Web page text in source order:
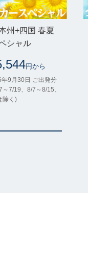
州+四国 春夏
シャル
円から
9月30日 ご出発分
7/19、8/7～8/15、
除く)